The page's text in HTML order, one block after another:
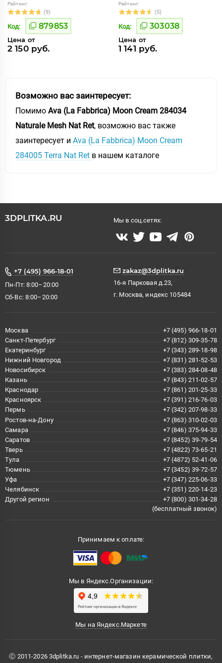
Рейтинг:
(9)
Код: 879853
Цена от
2 150 руб.
Рейтинг:
(5)
Код: 303038
Цена от
1 141 руб.
Возможно вас заинтересует:
Помимо Ava (La Fabbrica) Moon Cream 284034
Naturale Mesh Nat Ret, возможно вас также
заинтересует и Ava (La Fabbrica) Moon Cream
284005 Terra Nat Ret в нашем каталоге
3DPLITKA.RU Мы в соц.сетях:
+7 (495) 966-18-01
Пн-Пт: 8:00–20:00
Сб-Вс: 8:00–20:00
zakaz@3dplitka.ru
16-я Парковая д.23,
г. Москва, индекс 105484
Москва
+7 (495) 966-18-01
Санкт-Петербург
+7 (812) 309-35-78
Екатеринбург
+7 (343) 289-18-98
Нижний Новгород
+7 (831) 281-52-53
Новосибирск
+7 (383) 284-08-48
Казань
+7 (843) 211-02-57
Краснодар
+7 (861) 201-25-33
Красноярск
+7 (391) 216-76-03
Пермь
+7 (342) 207-98-33
Ростов-на-Дону
+7 (863) 310-02-03
Самара
+7 (846) 375-94-33
Саратов
+7 (8452) 39-79-54
Тверь
+7 (4822) 73-65-21
Тула
+7 (4872) 52-41-06
Тюмень
+7 (3452) 39-72-57
Уфа
+7 (347) 225-06-33
Челябинск
+7 (351) 220-14-23
Другой регион
+7 (800) 301-34-28
(бесплатный звонок)
Принимаем к оплате:
Мы в Яндекс.Организации:
Мы на Яндекс.Маркете
Ⓒ 2011-2026 3dplitka.ru - интернет-магазин керамической плитки,